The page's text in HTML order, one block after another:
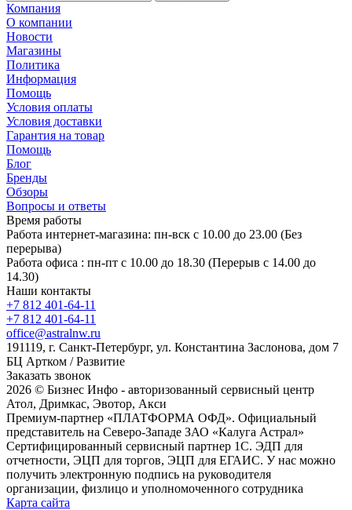
Компания
О компании
Новости
Магазины
Политика
Информация
Помощь
Условия оплаты
Условия доставки
Гарантия на товар
Помощь
Блог
Бренды
Обзоры
Вопросы и ответы
Время работы
Работа интернет-магазина: пн-вск с 10.00 до 23.00 (Без
перерыва)
Работа офиса : пн-пт с 10.00 до 18.30 (Перерыв с 14.00 до
14.30)
Наши контакты
+7 812 401-64-11
+7 812 401-64-11
office@astralnw.ru
191119, г. Санкт-Петербург, ул. Константина Заслонова, дом 7
БЦ Артком / Развитие
Заказать звонок
2026 © Бизнес Инфо - авторизованный сервисный центр
Атол, Дримкас, Эвотор, Акси
Премиум-партнер «ПЛАТФОРМА ОФД». Официальный
представитель на Северо-Западе ЗАО «Калуга Астрал»
Сертифицированный сервисный партнер 1C. ЭДП для
отчетности, ЭЦП для торгов, ЭЦП для ЕГАИС. У нас можно
получить электронную подпись на руководителя
организации, физлицо и уполномоченного сотрудника
Карта сайта